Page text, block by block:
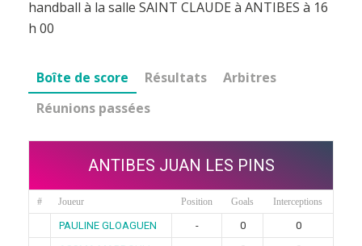
handball à la salle SAINT CLAUDE à ANTIBES à 16
h 00
Boîte de score Résultats
Arbitres
Réunions passées
ANTIBES JUAN LES PINS
# Joueur Position Goals Interceptions
PAULINE GLOAGUEN - 0
0